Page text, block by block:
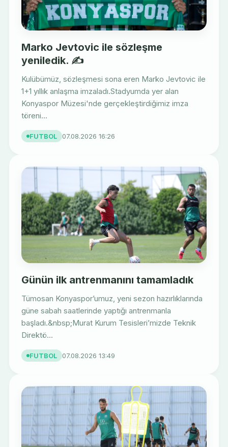
Marko Jevtovic ile sözleşme
yeniledik. ✍️
Kulübümüz, sözleşmesi sona eren Marko Jevtovic ile
1+1 yıllık anlaşma imzaladı.Stadyumda yer alan
Konyaspor Müzesi'nde gerçekleştirdiğimiz imza
töreni...
FUTBOL 07.08.2026 16:26
Günün ilk antrenmanını tamamladık
Tümosan Konyaspor’umuz, yeni sezon hazırlıklarında
güne sabah saatlerinde yaptığı antrenmanla
başladı.&nbsp;Murat Kurum Tesisleri’mizde Teknik
Direktö...
FUTBOL 07.08.2026 13:49